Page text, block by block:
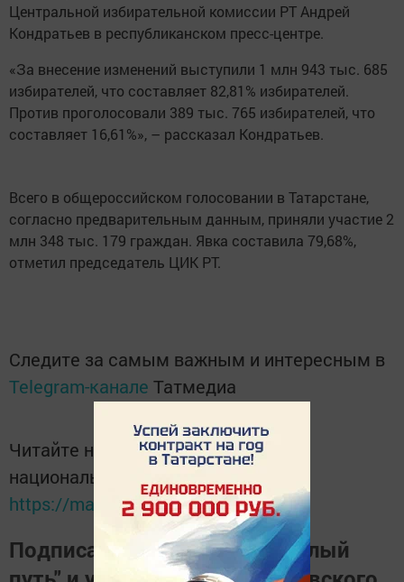
Центральной избирательной комиссии РТ Андрей
Кондратьев в республиканском пресс-центре.
«За внесение изменений выступили 1 млн 943 тыс. 685
избирателей, что составляет 82,81% избирателей.
Против проголосовали 389 тыс. 765 избирателей, что
составляет 16,61%», – рассказал Кондратьев.
Всего в общероссийском голосовании в Татарстане,
согласно предварительным данным, приняли участие 2
млн 348 тыс. 179 граждан. Явка составила 79,68%,
отметил председатель ЦИК РТ.
Следите за самым важным и интересным в
Telegram-канале Татмедиа
Читайте новости Татарстана в
национальном мессенджере MАХ:
https://max.ru/tatmedia
Подписаться на газету "Светлый